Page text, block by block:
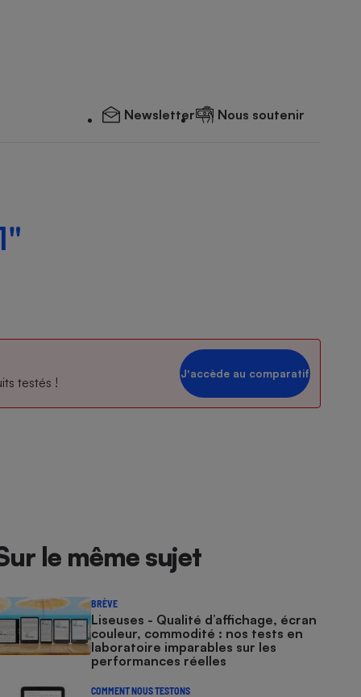
Newsletter Nous soutenir
testés !
Jʼaccède au comparatif
le même sujet
BRÈVE
Liseuses - Qualité d’affichage, écran
couleur, commodité : nos tests en
laboratoire imparables sur les
performances réelles
COMMENT NOUS TESTONS